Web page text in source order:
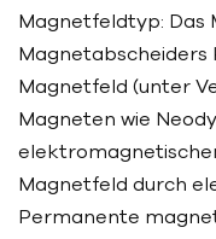
Magnetfeldtyp: Das
Magnetabscheiders
Magnetfeld (unter
Magneten wie
Magnetfeld durch
Permanente